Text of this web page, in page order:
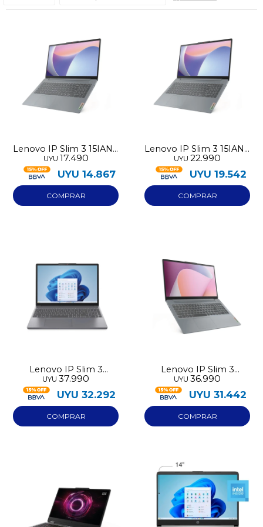
Lenovo IP Slim 3 15IAN8
128GB N100 4GB RAM
UYU 17.490
UYU 14.867
Lenovo IP Slim 3 15IAN8
256GB N100 8GB RAM
UYU 22.990
UYU 19.542
Lenovo IP Slim 3
15IRH10 512GB I5-
13420H 8GB RAM
UYU 37.990
UYU 32.292
Lenovo IP Slim 3
15IAMN8 512GB Ryzen 5
7520U 16GB RAM
UYU 36.990
UYU 31.442